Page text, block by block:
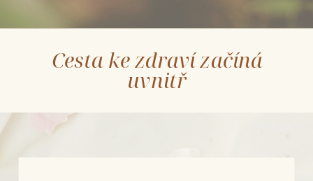
Cesta ke zdraví začíná
uvnitř